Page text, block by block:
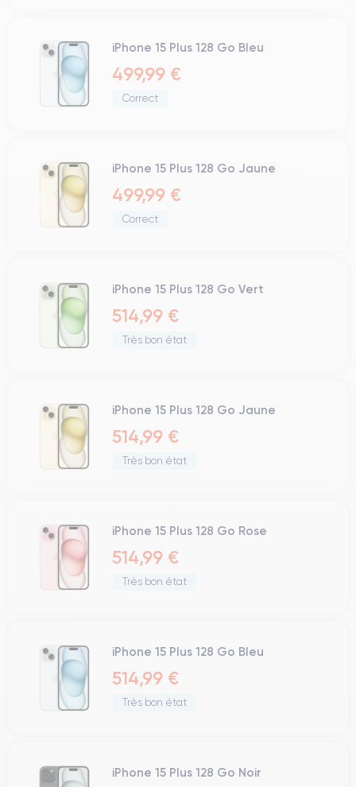
iPhone 15 Plus 128 Go Bleu
499,99 €
Correct
iPhone 15 Plus 128 Go Jaune
499,99 €
Correct
iPhone 15 Plus 128 Go Vert
514,99 €
Très bon état
iPhone 15 Plus 128 Go Jaune
514,99 €
Très bon état
iPhone 15 Plus 128 Go Rose
514,99 €
Très bon état
iPhone 15 Plus 128 Go Bleu
514,99 €
Très bon état
iPhone 15 Plus 128 Go Noir